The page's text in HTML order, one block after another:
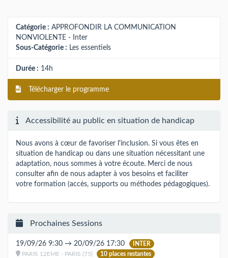
Catégorie : APPROFONDIR LA COMMUNICATION
NONVIOLENTE - Inter
Sous-Catégorie : Les essentiels
Durée : 14h
Télécharger le programme
Accessibilité au public en situation de handicap
Nous avons à cœur de favoriser l'inclusion. Si vous êtes en
situation de handicap ou dans une situation nécessitant une
adaptation, nous sommes à votre écoute. Merci de nous
consulter afin de nous adapter à vos besoins et faciliter
votre formation (accès, supports ou méthodes pédagogiques).
Prochaines Sessions
19/09/26 9:30 → 20/09/26 17:30
INTER
PARIS 12EME - PARIS (75)
10 places restantes